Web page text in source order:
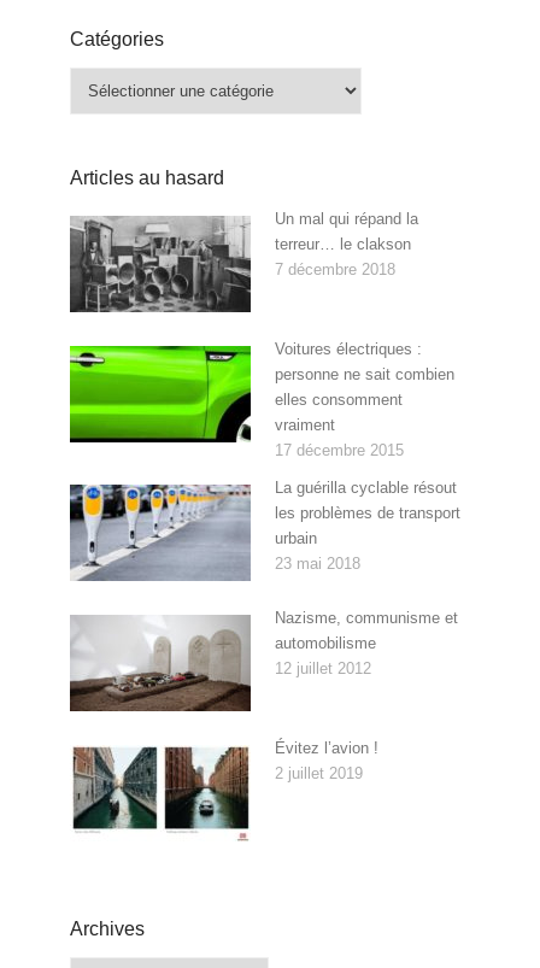
Catégories
Articles au hasard
Un mal qui répand la
terreur… le clakson
7 décembre 2018
Voitures électriques :
personne ne sait combien
elles consomment
vraiment
17 décembre 2015
La guérilla cyclable résout
les problèmes de transport
urbain
23 mai 2018
Nazisme, communisme et
automobilisme
12 juillet 2012
Évitez l’avion !
2 juillet 2019
Archives